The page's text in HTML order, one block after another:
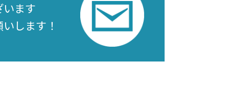
います
します！